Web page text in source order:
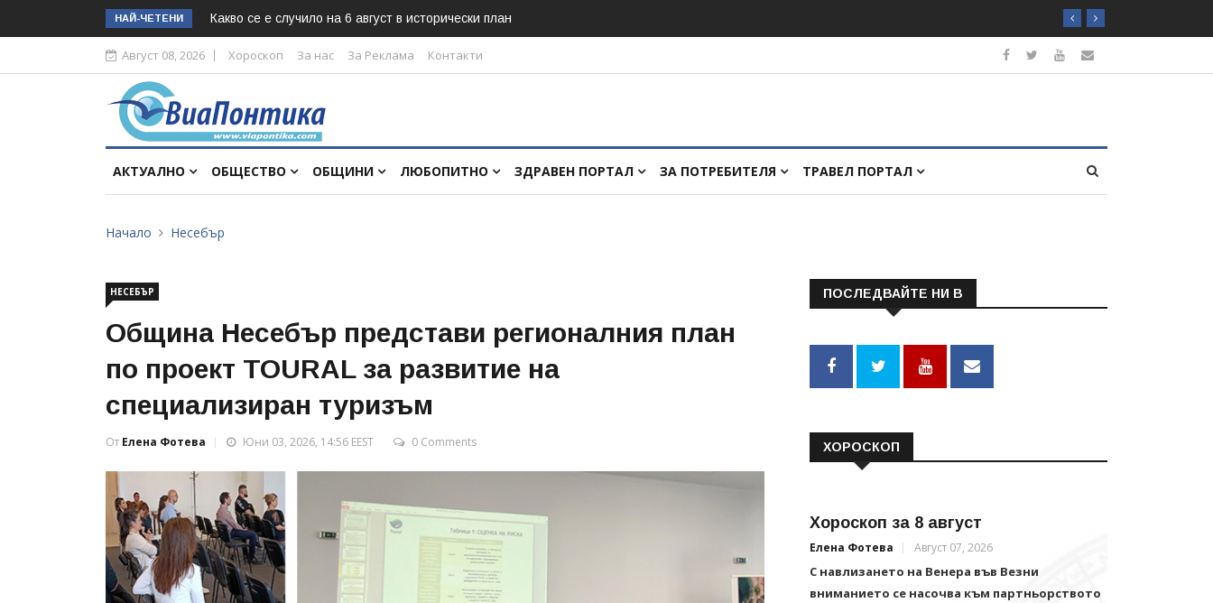
НАЙ-ЧЕТЕНИ Какво се е случило на 6 август в исторически план
Август 08, 2026 Хороскоп За нас За Реклама Контакти
АКТУАЛНО ОБЩЕСТВО ОБЩИНИ ЛЮБОПИТНО ЗДРАВЕН ПОРТАЛ ЗА ПОТРЕБИТЕЛЯ ТРАВЕЛ ПОРТАЛ
Начало Несебър
НЕСЕБЪР
Община Несебър представи регионалния план
по проект TOURAL за развитие на
специализиран туризъм
От Елена Фотева Юни 03, 2026, 14:56 EEST 0 Comments
ПОСЛЕДВАЙТЕ НИ В
ХОРОСКОП
Хороскоп за 8 август
Елена Фотева Август 07, 2026
С навлизането на Венера във Везни
вниманието се насочва към партньорството